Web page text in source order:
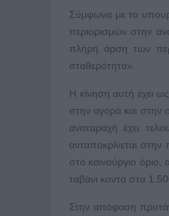
Σύμφωνα με το
περιορισμών στην
πλήρη άρση των
σταθερότητα».
Η κίνηση αυτή έχει
στην αγορά και στην
αναταραχή έχει
ανταποκρίνεται
στο καινούργιο
ταβάνι κοντά στα
Στην απόφαση